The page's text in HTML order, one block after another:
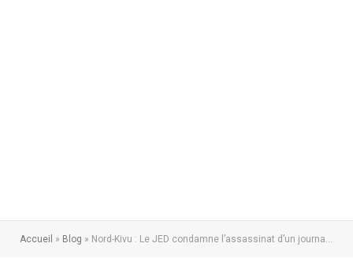
Accueil » Blog » Nord-Kivu : Le JED condamne l’assassinat d’un journaliste en plein état de siège